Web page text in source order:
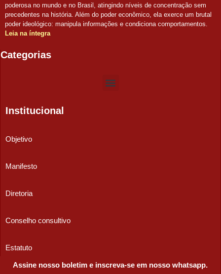
poderosa no mundo e no Brasil, atingindo níveis de concentração sem
precedentes na história. Além do poder econômico, ela exerce um brutal
poder ideológico: manipula informações e condiciona comportamentos.
Leia na íntegra
Categorias
Institucional
Objetivo
Manifesto
Diretoria
Conselho consultivo
Estatuto
Assine nosso boletim e inscreva-se em nosso whatsapp.